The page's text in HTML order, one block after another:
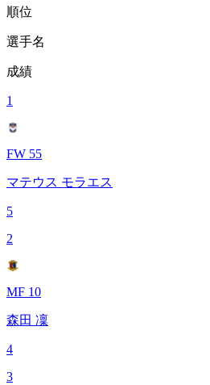
順位
選手名
成績
1
FW 55
マテウス モラエス
5
2
MF 10
森田 凜
4
3